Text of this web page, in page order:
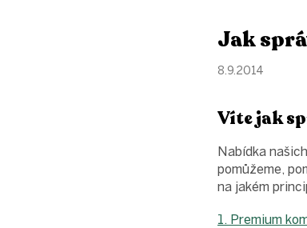
Jak
8.9.2014
Víte jak
Nabídka
pomůžeme,
na jakém
1. Premium